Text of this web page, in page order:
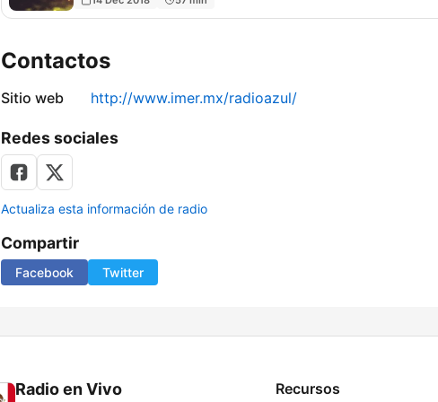
Contactos
Sitio web http://www.imer.mx/radioazul/
Redes sociales
Actualiza esta información de radio
Compartir
Facebook Twitter
Radio en Vivo Recursos